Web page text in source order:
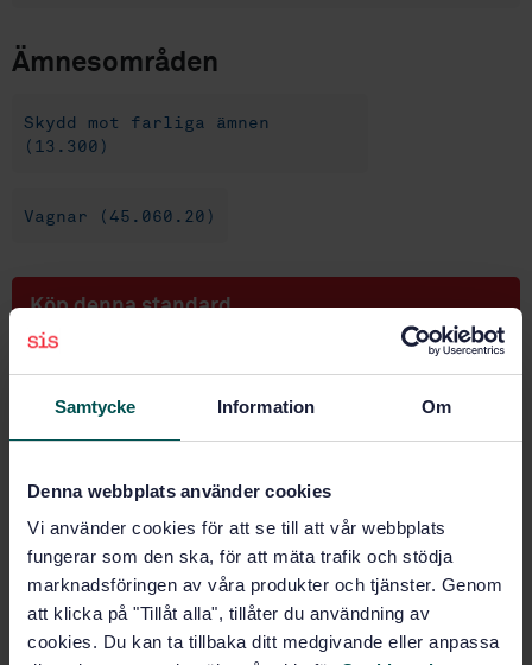
Samtycke Information Om
Denna webbplats använder cookies
Vi använder cookies för att se till att vår webbplats
fungerar som den ska, för att mäta trafik och stödja
marknadsföringen av våra produkter och tjänster. Genom
att klicka på "Tillåt alla", tillåter du användning av
cookies. Du kan ta tillbaka ditt medgivande eller anpassa
Ämnesområden
Skydd mot farliga ämnen
(13.300)
Vagnar (45.060.20)
Köp denna standard
SVENSK STANDARD · SS-EN 12561-3:2011/AC:2014
under tryck
Prenumerera på standarden - Läs mer
Pris:0 SEK
PDF
Lägg i varukorgen